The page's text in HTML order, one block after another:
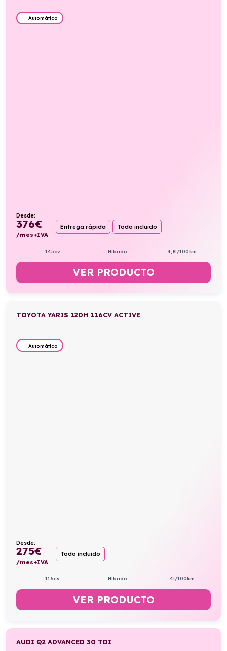
Automático
Desde:
376€
/mes+IVA
Entrega rápida Todo incluido
145cv Híbrido 4,8l/100km
VER PRODUCTO
TOYOTA YARIS 120H 116CV ACTIVE
Automático
Desde:
275€
/mes+IVA
Todo incluido
116cv Híbrido 4l/100km
VER PRODUCTO
AUDI Q2 ADVANCED 30 TDI